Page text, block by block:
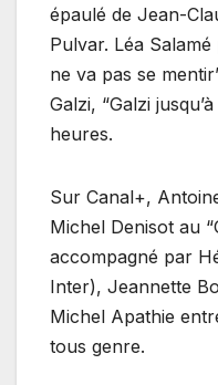
épaulé de Jean-
Pulvar. Léa
ne va pas se
Galzi, “Galzi
heures.
Sur Canal+,
Michel Denisot au
accompagné par
Inter), Jeannette
Michel Apathie
tous genre.